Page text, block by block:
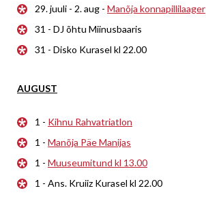
29. juuli - 2. aug - Manõja konnapillilaager
31 - DJ õhtu Miinusbaaris
31 - Disko Kurasel kl 22.00
AUGUST
1 - Kihnu Rahvatriatlon
1 - Manõja Päe Manijas
1 - Muuseumitund kl 13.00
1 - Ans. Kruiiz Kurasel kl 22.00